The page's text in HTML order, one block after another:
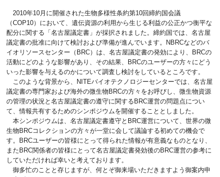
2010年10月に開催された生物多様性条約第10回締約国会議
（COP10）において、遺伝資源の利用から生じる利益の公正かつ衡平な
配分に関する「名古屋議定書」が採択されました。締約国では、名古屋
議定書の批准に向けて検討および準備が進んでいます。NBRCなどのバ
イオリソースセンター（BRC）は、名古屋議定書の発効により、BRCの
活動にどのような影響があり、その結果、BRCのユーザーの方々にどう
いった影響を与えるのかについて調査し検討をしているところです。
このような背景から、NITEバイオテクノロジーセンターでは、名古屋
議定書の専門家および海外の微生物BRCの方々をお呼びし、微生物資源
の管理の状況と名古屋議定書の遵守に関するBRC運営の問題点につい
て、情報共有するためのシンポジウムを開催することとしました。
本シンポジウムは、名古屋議定書遵守とBRC運営について、世界の微
生物BRCコレクションの方々が一堂に会して議論する初めての機会で
す。BRCユーザーの皆様にとって得られた情報が有意義なものとなり、
またBRC関係者の皆様にとって名古屋議定書発効後のBRC運営の参考に
していただければ幸いと考えております。
御多忙のことと存じますが、何とぞ御来場いただきますよう御案内申